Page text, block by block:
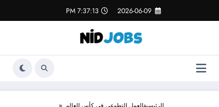
المحتوى
2026-06-09
7:37:14 PM